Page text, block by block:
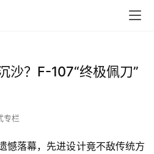
沙？F-107“终极佩刀”
专栏
憾落幕，先进设计竟不敌传统方